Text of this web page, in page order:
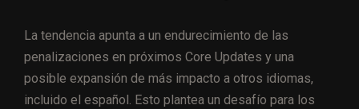
La tendencia apunta a un endurecimiento de las
penalizaciones en próximos Core Updates y una
posible expansión de más impacto a otros idiomas,
incluido el español. Esto plantea un desafío para los